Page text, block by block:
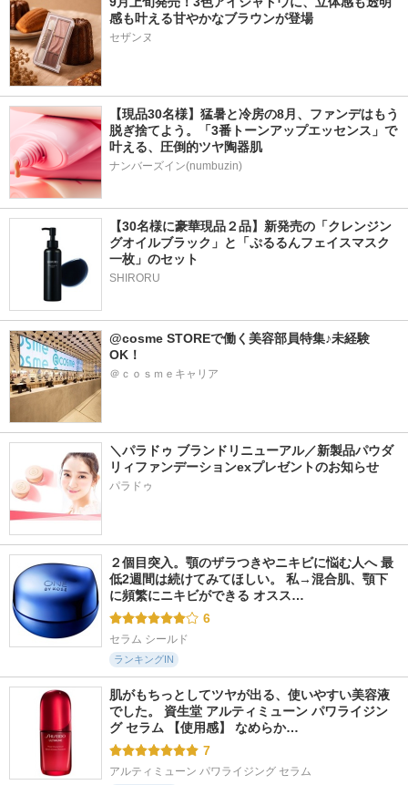
感も叶える甘やかなブラウンが登場
【現品30名様】猛暑と冷房の8月、ファンデはもう
脱ぎ捨てよう。「3番トーンアップエッセンス」で
叶える、圧倒的ツヤ陶器肌
ナンバーズイン(numbuzin)
【30名様に豪華現品２品】新発売の「クレンジン
グオイルブラック」と「ぷるるんフェイスマスク
一枚」のセット
SHIRORU
@cosme STOREで働く美容部員特集♪未経験
OK！
＠ｃｏｓｍｅキャリア
＼パラドゥ ブランドリニューアル／新製品パウダ
リィファンデーションexプレゼントのお知らせ
パラドゥ
２個目突入。顎のザラつきやニキビに悩む人へ 最
低2週間は続けてみてほしい。 私→混合肌、顎下
に頻繁にニキビができる オスス…
6
セラム シールド
ランキングIN
肌がもちっとしてツヤが出る、使いやすい美容液
でした。 資生堂 アルティミューン パワライジン
グ セラム 【使用感】 なめらか…
7
アルティミューン パワライジング セラム